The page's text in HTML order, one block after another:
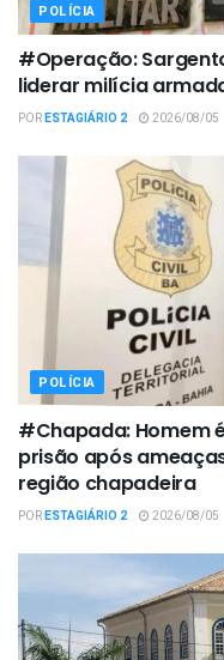
POLÍCIA
#Operação:
liderar milícia
PORESTAGIÁRIO 2 2026/08/05
POLÍCIA
#Chapada: Homem
prisão após
região chapadeira
PORESTAGIÁRIO 2 2026/08/05